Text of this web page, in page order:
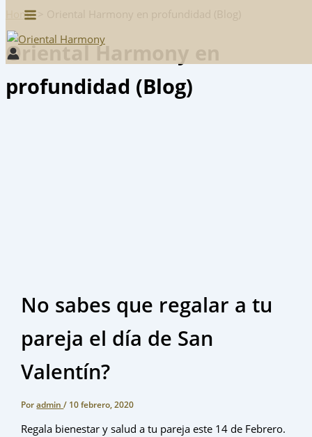
al
contenido
Main
Menu
Home> Oriental Harmony en profundidad (Blog)
Oriental Harmony en
profundidad (Blog)
No sabes que regalar a tu
pareja el día de San
Valentín?
Poradmin/ 10 febrero, 2020
Regala bienestar y salud a tu pareja este 14 de Febrero.